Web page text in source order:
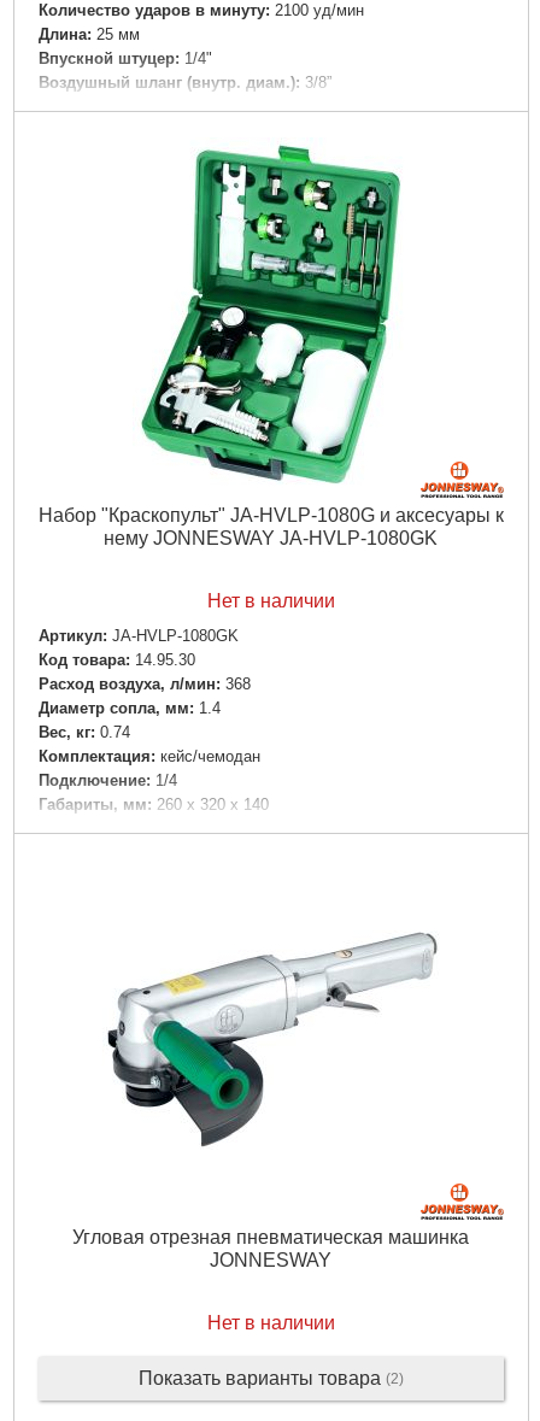
Количество ударов в минуту: 2100 уд/мин
Длина: 25 мм
Впускной штуцер: 1/4"
Воздушный шланг (внутр. диам.): 3/8”
Рабочее давление: 90 PSI; 6.2 бар
240x50x170 мм
Подробнее...
Набор "Краскопульт" JA-HVLP-1080G и аксесуары к
нему JONNESWAY JA-HVLP-1080GK
Нет в наличии
Артикул: JA-HVLP-1080GK
Код товара: 14.95.30
Расход воздуха, л/мин: 368
Диаметр сопла, мм: 1.4
Вес, кг: 0.74
Комплектация: кейс/чемодан
Подключение: 1/4
Габариты, мм: 260 x 320 x 140
Угловая отрезная пневматическая машинка
JONNESWAY
Нет в наличии
Показать варианты товара (2)